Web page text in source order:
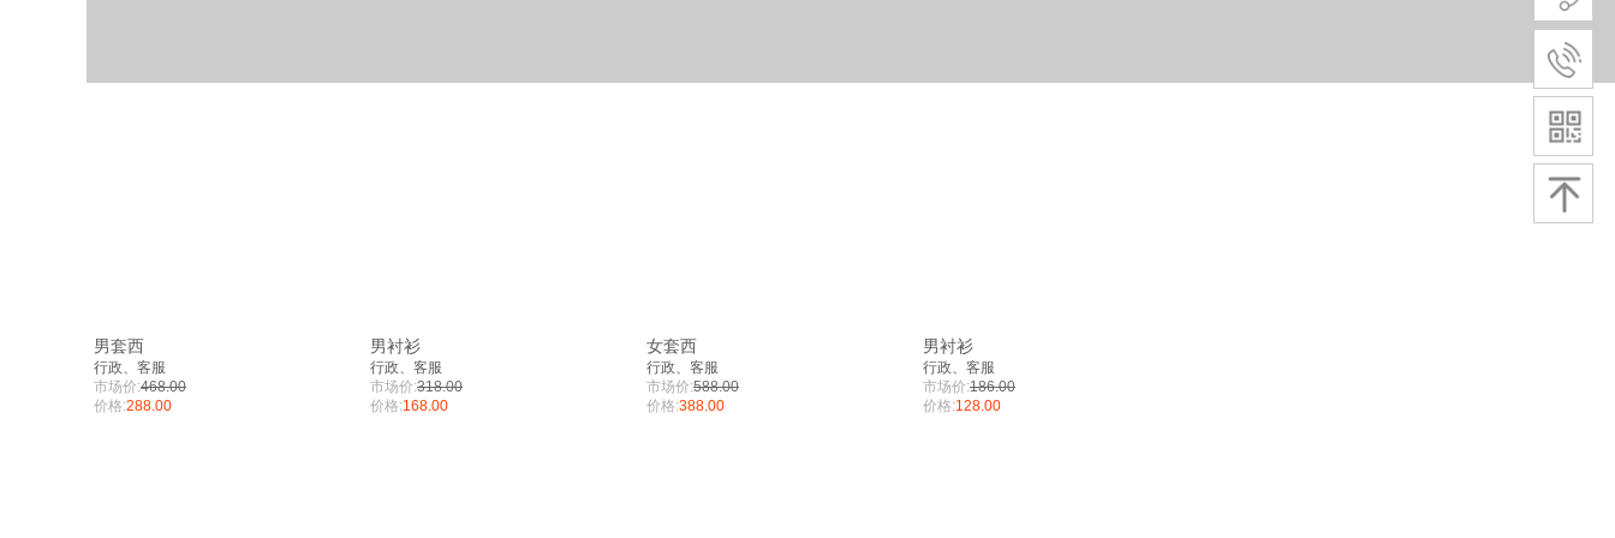
男套西
行政、客服
市场价:468.00
价格:288.00
男衬衫
行政、客服
市场价:318.00
价格:168.00
女套西
行政、客服
市场价:588.00
价格:388.00
男衬衫
行政、客服
市场价:186.00
价格:128.00